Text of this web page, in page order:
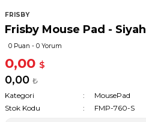
FRISBY
Frisby Mouse Pad - Siyah
0 Puan - 0 Yorum
0,00 $
0,00 ₺
Kategori
MousePad
Stok Kodu
FMP-760-S